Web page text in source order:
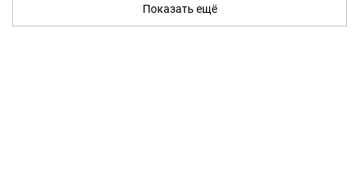
Показать ещё